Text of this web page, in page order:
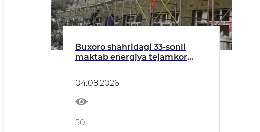
Buxoro shahridagi 33-sonli
maktab energiya tejamkor
04.08.2026
50